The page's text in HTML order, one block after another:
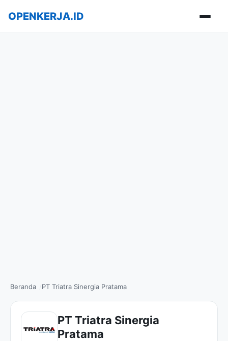
OPENKERJA.ID
Beranda PT Triatra Sinergia Pratama
PT Triatra Sinergia
Pratama